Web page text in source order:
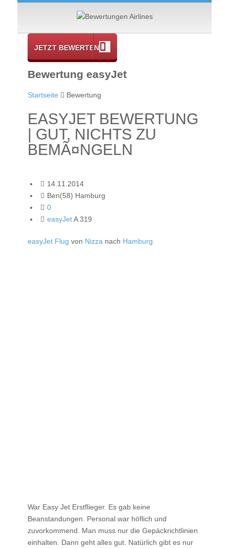
JETZT BEWERTEN
Bewertung easyJet
Startseite Bewertung
EASYJET BEWERTUNG
| GUT, NICHTS ZU
BEMÃ¤NGELN
14.11.2014
Ben(58) Hamburg
0
easyJetA 319
easyJet Flug von Nizza nach Hamburg
War Easy Jet Erstflieger. Es gab keine
Beanstandungen. Personal war höflich und
zuvorkommend. Man muss nur die Gepäckrichtlinien
einhalten. Dann geht alles gut. Natürlich gibt es nur